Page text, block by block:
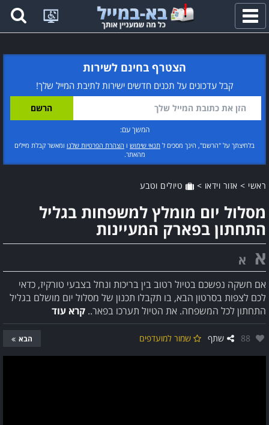
פתח
תפריט
הצטרף בחינם לשירות
קבל עדכונים על תכנים חדשים ישירות לתיבת המייל שלך!
המשך עם:
בלחיצתך על "הרשם", הינך מסכים ל תנאי שימוש ו הצהרת הפרטיות שלנו ומאשר קבלת מיילים
מהאתר.
ראשי > אזור וידאו > טיולים וטבע
מסלול יום מומלץ למשפחות בגליל
התחתון בפארק המעיינות
א א
אם חשקה נפשכם בטיול רטוב בין בריכות ונחל בצבעי טורקיז, כדאי
לכם לצפות בסרטון הבא, בו תקבלו תכנון של מסלול יום מושלם בגליל
התחתון לכל המשפחה. את הטיול תערכו בפאר.. קרא עוד
אהבו:
88 שתף שמור למועדפים הבא